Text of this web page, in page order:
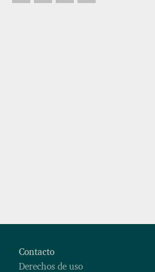
Contacto
Derechos de uso